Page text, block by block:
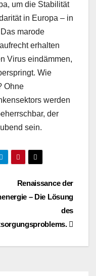
um die Stabilität
in Europa – in
marode
erhalten
Virus eindämmen,
Wie
Ohne
werden
der
sein.
Renaissance der
– Die Lösung
des